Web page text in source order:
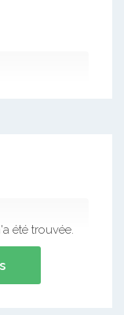
été trouvée.